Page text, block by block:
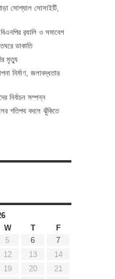
সোশ্যাল সোসাইটি,
র‌্যালি ও সমাবেশ
ডাকাতি
মৃত্যু
নির্মাণ, জলাবদ্ধতার
নির্বাচন সম্পন্ন
গতিপথ বদলে ঝুঁকিতে
W T
F
5 6
7
12 13
14
19 20
21